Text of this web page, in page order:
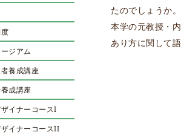
たのでしょうか
本学の元教授・
あり方に関して
ジアム
養成講座
成講座
イナーコースI
イナーコースII